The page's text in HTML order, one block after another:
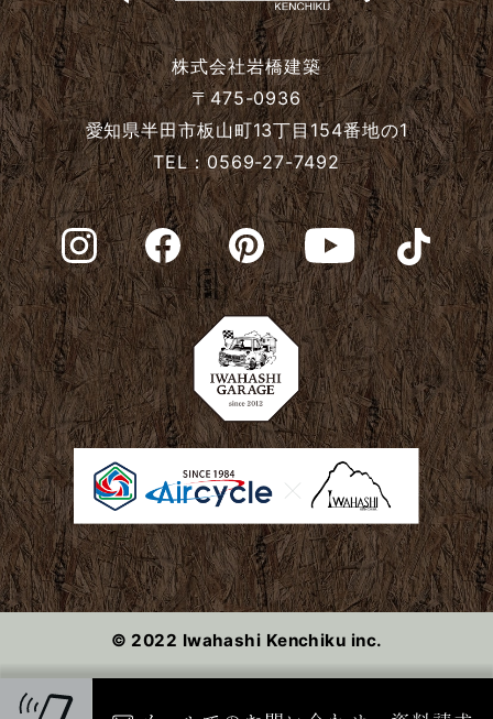
2024年6月
2024年5月
2024年4月
2024年3月
2024年2月
2024年1月
2023年12月
2023年11月
2023年10月
2023年9月
2023年8月
株式会社岩橋建築
〒475-0936
愛知県半田市板山町13丁目154番地の1
TEL：0569-27-7492
© 2022 Iwahashi Kenchiku inc.